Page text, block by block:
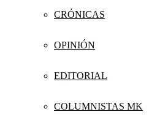
CRÓNICAS
OPINIÓN
EDITORIAL
COLUMNISTAS MK